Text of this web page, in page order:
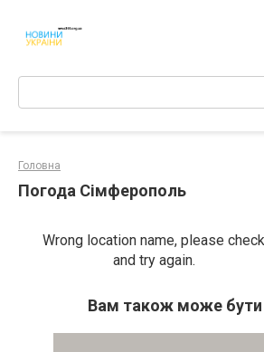
контенту
Поиск:
Головна
Погода Сімферополь
Wrong location name, please check
and try again.
Вам також може бути